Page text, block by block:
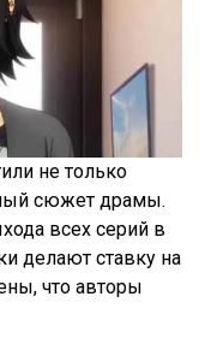
не только
сюжет драмы.
всех серий в
делают ставку на
что авторы